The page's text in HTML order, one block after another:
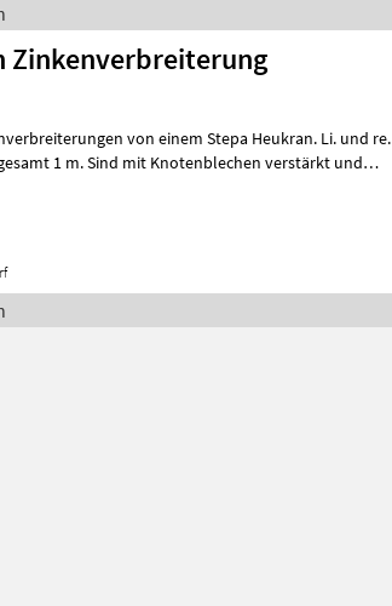
Zinkenverbreiterung
von einem Stepa Heukran. Li. und re.